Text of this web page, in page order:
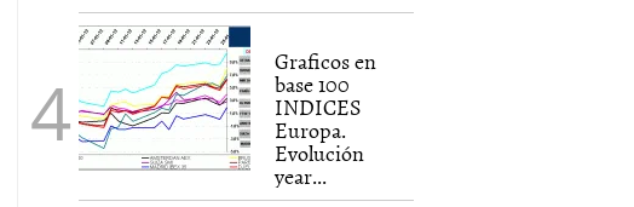
Graficos en
base 100
INDICES
Europa.
Evolución
year...